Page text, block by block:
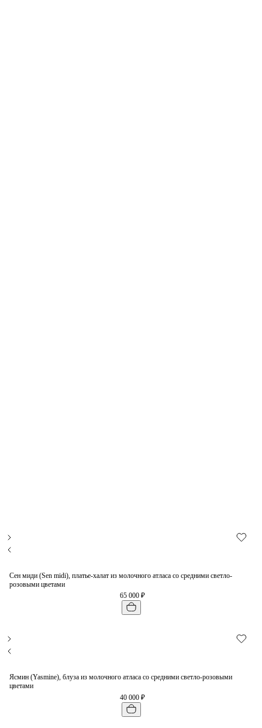
Сен миди (Sen midi), платье-халат из молочного атласа со средними светло-
розовыми цветами
65 000 ₽
Ясмин (Yasmine), блуза из молочного атласа со средними светло-розовыми
цветами
40 000 ₽